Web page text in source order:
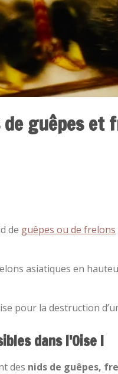
guêpes et
de guêpes ou de frelons
asiatiques en
pour la destruction
dans l'Oise !
des nids de guêpes,